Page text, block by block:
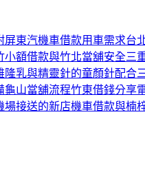
屏東汽機車借款用車需求台
小額借款與竹北當舖安全三
隆乳與精靈針的童顏針配合
龜山當舖流程竹東借錢分享
場接送的新店機車借款與楠